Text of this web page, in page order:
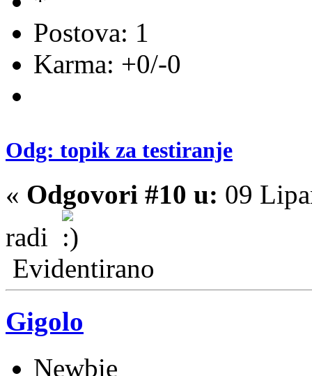
Postova: 1
Karma: +0/-0
Odg: topik za testiranje
« Odgovori #10 u: 09
radi
Evidentirano
Gigolo
Newbie